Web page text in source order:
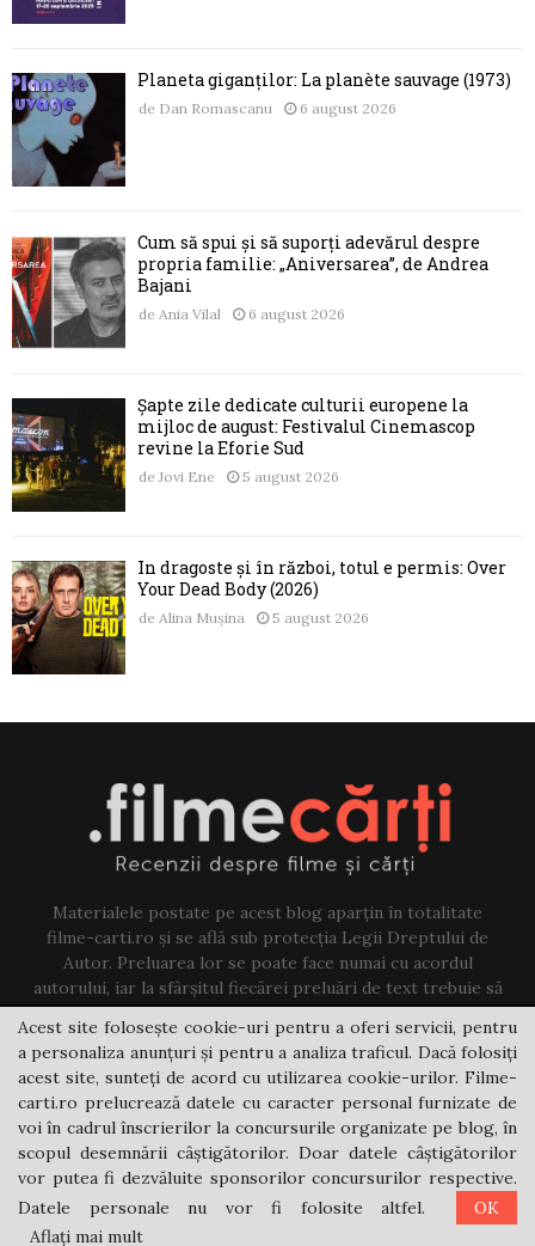
Planeta giganților: La planète sauvage (1973)
de Dan Romascanu 6 august 2026
Cum să spui și să suporți adevărul despre
propria familie: „Aniversarea”, de Andrea
Bajani
de Ania Vilal 6 august 2026
Șapte zile dedicate culturii europene la
mijloc de august: Festivalul Cinemascop
revine la Eforie Sud
de Jovi Ene 5 august 2026
În dragoste și în război, totul e permis: Over
Your Dead Body (2026)
de Alina Mușina 5 august 2026
Materialele postate pe acest blog aparțin în totalitate
filme-carti.ro și se află sub protecția Legii Dreptului de
Autor. Preluarea lor se poate face numai cu acordul
autorului, iar la sfârșitul fiecărei preluări de text trebuie să
existe un link către acest blog.
Contact us:jovi@filme-carti.ro
Acest site folosește cookie-uri pentru a oferi servicii, pentru
a personaliza anunțuri și pentru a analiza traficul. Dacă folosiți
acest site, sunteți de acord cu utilizarea cookie-urilor. Filme-
carti.ro prelucrează datele cu caracter personal furnizate de
voi în cadrul înscrierilor la concursurile organizate pe blog, în
scopul desemnării câștigătorilor. Doar datele câștigătorilor
vor putea fi dezvăluite sponsorilor concursurilor respective.
Datele personale nu vor fi folosite altfel.
OK
Aflați mai mult